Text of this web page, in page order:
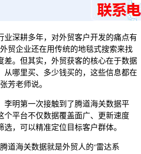
业深耕多年，对外贸客户开发的痛点有
贸企业还在用传统的地毯式搜索来找
差。但其实，外贸获客的核心在于数据
哪里买、多少钱买的，这些信息都在
芳老师说。
李明第一次接触到了腾道海关数据平
个平台不仅数据覆盖面广、更新速度
，可以精准定位目标客户群体。
道海关数据就是外贸人的‘雷达系